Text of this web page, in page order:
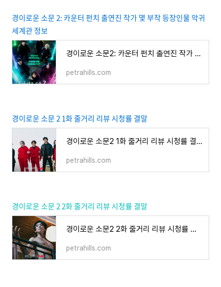
경이로운 소문 2: 카운터 펀치 출연진 작가 몇 부작 등장인물 악귀
세계관 정보
경이로운 소문2: 카운터 펀치 출연진 작가 몇부작 등장인물 악귀 세계관 정보
petrahills.com
경이로운 소문 2 1화 줄거리 리뷰 시청률 결말
경이로운 소문2 1화 줄거리 리뷰 시청률 결말
petrahills.com
경이로운 소문 2 2화 줄거리 리뷰 시청률 결말
경이로운 소문2 2화 줄거리 리뷰 시청률 결말
petrahills.com